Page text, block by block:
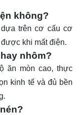
không?
trên cơ cấu cơ
khi mất điện.
nhôm?
ăn mòn cao, thực
kinh tế và đủ bền